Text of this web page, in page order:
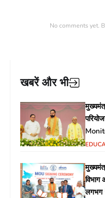
No comments yet.
खबरें और भी
विभाग
लगभग